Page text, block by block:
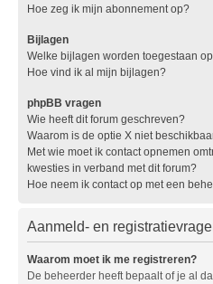
Hoe zeg ik mijn abonnement op?
Bijlagen
Welke bijlagen worden toegestaan
Hoe vind ik al mijn bijlagen?
phpBB vragen
Wie heeft dit forum geschreven?
Waarom is de optie X niet
Met wie moet ik contact opnemen
kwesties in verband met dit forum?
Hoe neem ik contact op met een
Aanmeld- en
Waarom moet ik me registreren?
De beheerder heeft bepaalt of je al